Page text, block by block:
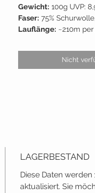
Gewicht: 100g UVP:
Faser: 75%
Lauflänge: ~210m
Lieferant:Lana
89,50€ /
Nicht
LAGERBESTAND
Diese Daten werden
aktualisiert. Sie